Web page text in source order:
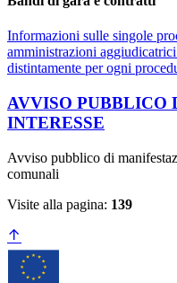
Informazioni sulle singole
amministrazioni
distintamente per ogni
AVVISO PUBBLICO
INTERESSE
Avviso pubblico di
comunali
Visite alla pagina: 139